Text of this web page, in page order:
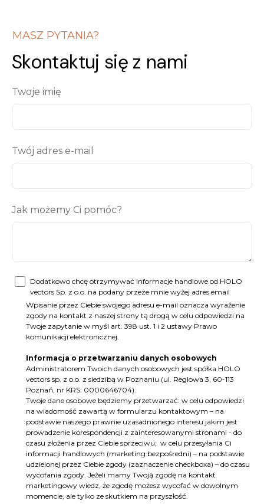
MASZ PYTANIA?
Skontaktuj się z nami
Twoje imię
Twój adres e-mail
Jak możemy Ci pomóc?
Dodatkowo chcę otrzymywać informacje handlowe od HOLO
vectors Sp. z o.o. na podany przeze mnie wyżej adres email
Wpisanie przez Ciebie swojego adresu e-mail oznacza wyrażenie
zgody na kontakt z naszej strony tą drogą w celu odpowiedzi na
Twoje zapytanie w myśl art. 398 ust. 1 i 2 ustawy Prawo
komunikacji elektronicznej.
Informacja o przetwarzaniu danych osobowych
Administratorem Twoich danych osobowych jest spółka HOLO
vectors sp. z o.o. z siedzibą w Poznaniu (ul. Reglowa 3, 60-113
Poznań, nr KRS: 0000646704).
Twoje dane osobowe będziemy przetwarzać: w celu odpowiedzi
na wiadomość zawartą w formularzu kontaktowym – na
podstawie naszego prawnie uzasadnionego interesu jakim jest
prowadzenie korespondencji z zainteresowanymi stronami - do
czasu złożenia przez Ciebie sprzeciwu; w celu przesyłania Ci
informacji handlowych (marketing bezpośredni) – na podstawie
udzielonej przez Ciebie zgody (zaznaczenie checkboxa) – do czasu
wycofania zgody. Jeżeli mamy Twoją zgodę na kontakt
marketingowy wiedz, że zgodę możesz wycofać w dowolnym
momencie, ale tylko ze skutkiem na przyszłość.